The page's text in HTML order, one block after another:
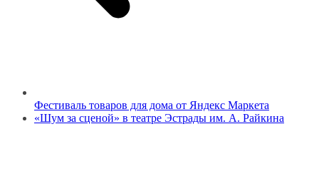
Фестиваль товаров для дома от Яндекс Маркета
«Шум за сценой» в театре Эстрады им. А. Райкина